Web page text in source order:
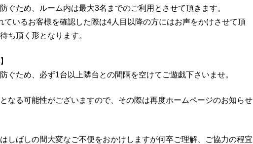
ぐため、ルーム内は最大3名までのご利用とさせて頂きます。
ているお客様を確認した際は4人目以降の方にはお声をかけさせて頂
ち頂く形となります。
ぐため、必ず1台以上隣台との間隔を空けてご遊戯下さいませ。
となる可能性がございますので、その際は再度ホームページのお知らせ
しばしの間大変なご不便をおかけしますが何卒ご理解、ご協力の程宜